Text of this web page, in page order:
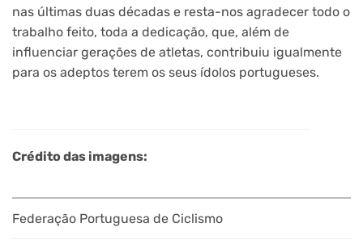
nas últimas duas décadas e resta-nos agradecer todo o
trabalho feito, toda a dedicação, que, além de
influenciar gerações de atletas, contribuiu igualmente
para os adeptos terem os seus ídolos portugueses.
Crédito das imagens:
Federação Portuguesa de Ciclismo